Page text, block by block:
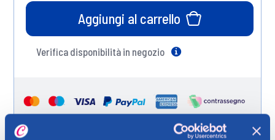
Aggiungi al carrello
Verifica disponibilità in negozio